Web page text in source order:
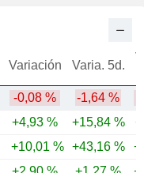
Variación Varia. 5d.
-0,08 % -1,64 %
+4,93 % +15,84 %
+10,01 % +43,16 %